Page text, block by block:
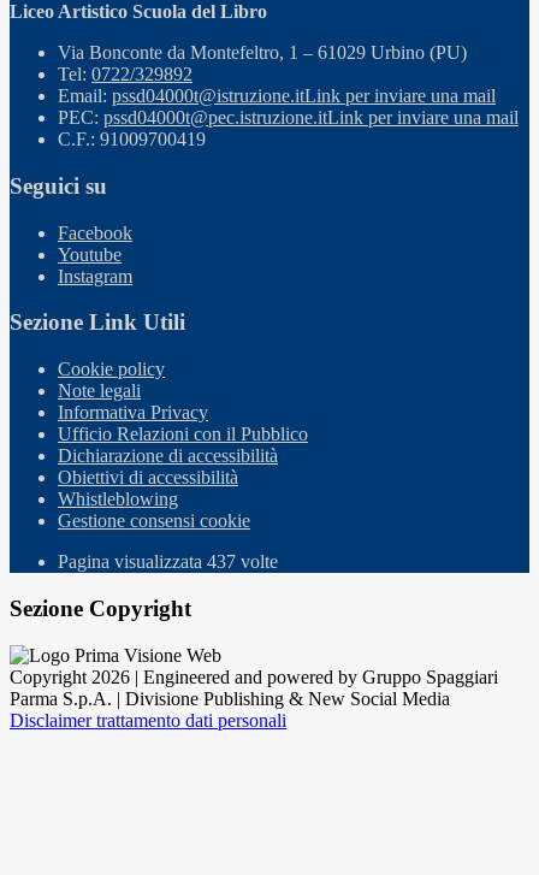
Liceo Artistico Scuola del Libro
Via Bonconte da Montefeltro, 1 – 61029 Urbino (PU)
Tel: 0722/329892
Email: pssd04000t@istruzione.itLink per inviare una mail
PEC: pssd04000t@pec.istruzione.itLink per inviare una mail
C.F.: 91009700419
Seguici su
Facebook
Youtube
Instagram
Sezione Link Utili
Cookie policy
Note legali
Informativa Privacy
Ufficio Relazioni con il Pubblico
Dichiarazione di accessibilità
Obiettivi di accessibilità
Whistleblowing
Gestione consensi cookie
Pagina visualizzata 437 volte
Sezione Copyright
Copyright 2026 | Engineered and powered by Gruppo Spaggiari
Parma S.p.A. | Divisione Publishing & New Social Media
Disclaimer trattamento dati personali